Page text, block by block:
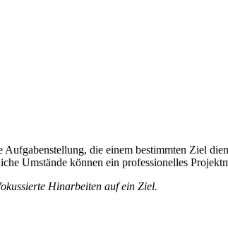
die einem bestimmten Ziel
Umstände können ein professionelles
Hinarbeiten auf ein Ziel.